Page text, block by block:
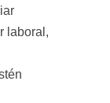
laboral,